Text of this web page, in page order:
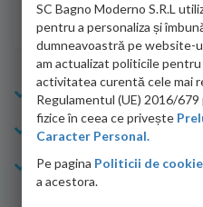
Sofrone Viviana -28.07.2026
Info Bagno
Cumparaturi
Suport clienti
SC Bagno Moderno S.R.L
pentru a personaliza și
dumneavoastră pe website-
am actualizat politicile
activitatea curentă cele mai
Regulamentul (UE) 2016/
fizice în ceea ce privește
Caracter Personal.
Pe pagina Politicii de
a acestora.